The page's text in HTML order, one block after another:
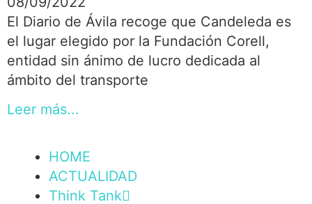
El Diario de Ávila recoge que Candeleda es
el lugar elegido por la Fundación Corell,
entidad sin ánimo de lucro dedicada al
ámbito del transporte
Leer más...
HOME
ACTUALIDAD
Think Tank